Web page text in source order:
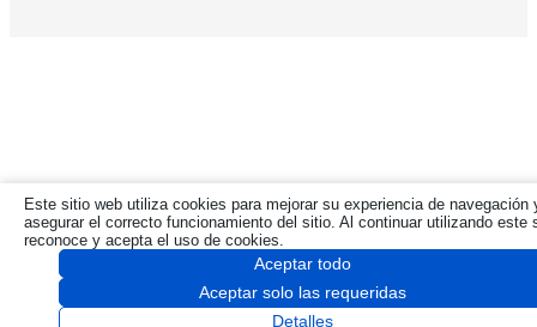
Este sitio web utiliza cookies para mejorar su experiencia de navegación
asegurar el correcto funcionamiento del sitio. Al continuar utilizando este
reconoce y acepta el uso de cookies.
Aceptar todo
Aceptar solo las requeridas
Detalles